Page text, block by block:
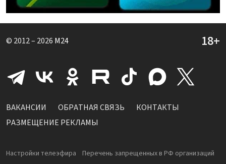
© 2012 – 2026 M24
ВАКАНСИИ ОБРАТНАЯ СВЯЗЬ
КОНТАКТЫ
РАЗМЕЩЕНИЕ РЕКЛАМЫ
Настройки телеэфира
Перечень запрещенных в РФ организаций